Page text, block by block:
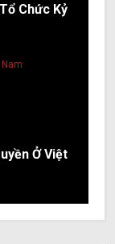
Chức Kỷ
Ở Việt